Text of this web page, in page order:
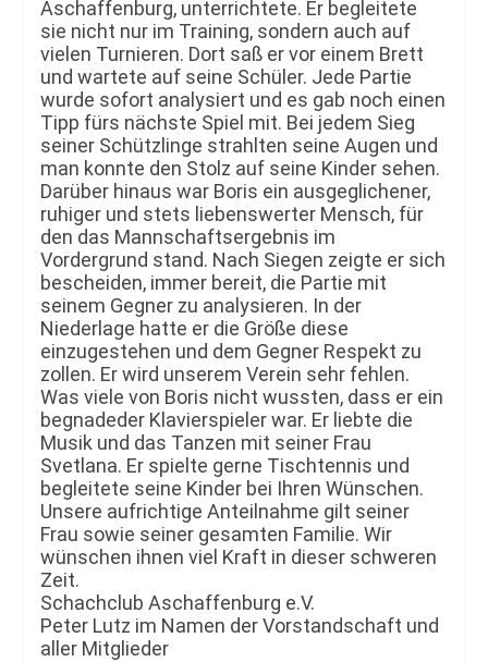
Aschaffenburg, unterrichtete. Er begleitete
sie nicht nur im Training, sondern auch auf
vielen Turnieren. Dort saß er vor einem Brett
und wartete auf seine Schüler. Jede Partie
wurde sofort analysiert und es gab noch einen
Tipp fürs nächste Spiel mit. Bei jedem Sieg
seiner Schützlinge strahlten seine Augen und
man konnte den Stolz auf seine Kinder sehen.
Darüber hinaus war Boris ein ausgeglichener,
ruhiger und stets liebenswerter Mensch, für
den das Mannschaftsergebnis im
Vordergrund stand. Nach Siegen zeigte er sich
bescheiden, immer bereit, die Partie mit
seinem Gegner zu analysieren. In der
Niederlage hatte er die Größe diese
einzugestehen und dem Gegner Respekt zu
zollen. Er wird unserem Verein sehr fehlen.
Was viele von Boris nicht wussten, dass er ein
begnadeder Klavierspieler war. Er liebte die
Musik und das Tanzen mit seiner Frau
Svetlana. Er spielte gerne Tischtennis und
begleitete seine Kinder bei Ihren Wünschen.
Unsere aufrichtige Anteilnahme gilt seiner
Frau sowie seiner gesamten Familie. Wir
wünschen ihnen viel Kraft in dieser schweren
Zeit.
Schachclub Aschaffenburg e.V.
Peter Lutz im Namen der Vorstandschaft und
aller Mitglieder